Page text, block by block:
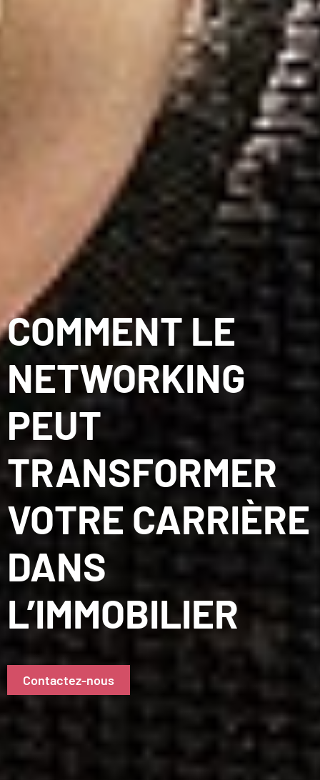
COMMENT LE
NETWORKING
PEUT
TRANSFORMER
VOTRE CARRIÈRE
DANS
L’IMMOBILIER
Contactez-nous